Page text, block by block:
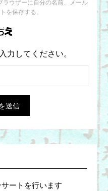
ラウザーに自分の名前、メール
を保存する。
力してください。
ートを行います